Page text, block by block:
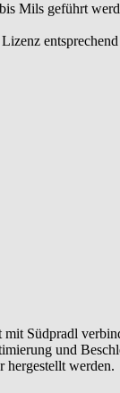
Mils geführt
Südpradl
und
hergestellt werden.